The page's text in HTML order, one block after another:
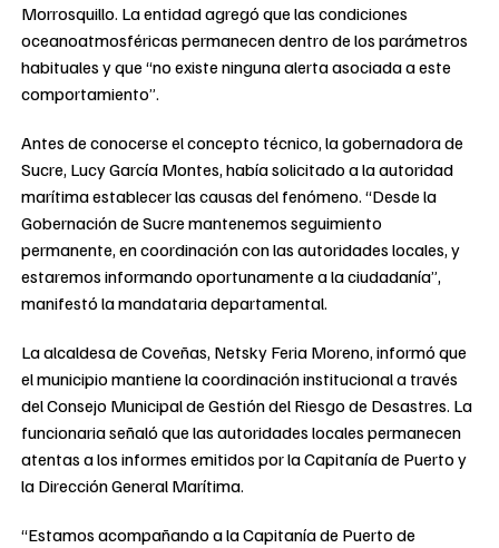
Morrosquillo. La entidad agregó que las condiciones
oceanoatmosféricas permanecen dentro de los parámetros
habituales y que “no existe ninguna alerta asociada a este
comportamiento”.
Antes de conocerse el concepto técnico, la gobernadora de
Sucre, Lucy García Montes, había solicitado a la autoridad
marítima establecer las causas del fenómeno. “Desde la
Gobernación de Sucre mantenemos seguimiento
permanente, en coordinación con las autoridades locales, y
estaremos informando oportunamente a la ciudadanía”,
manifestó la mandataria departamental.
La alcaldesa de Coveñas, Netsky Feria Moreno, informó que
el municipio mantiene la coordinación institucional a través
del Consejo Municipal de Gestión del Riesgo de Desastres. La
funcionaria señaló que las autoridades locales permanecen
atentas a los informes emitidos por la Capitanía de Puerto y
la Dirección General Marítima.
“Estamos acompañando a la Capitanía de Puerto de